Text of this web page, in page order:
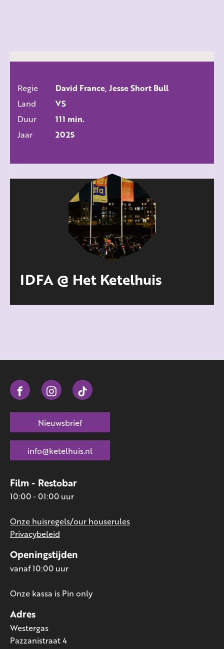
Regie
David France, Jesse Short Bull
Land
VS
Duur
111 min.
Jaar
2025
IDFA @ Het Ketelhuis
Adres
Westergas
Pazzanistraat 4
Openingstijden
vanaf 10:00 uur
Onze kassa is Pin only
Film - Restobar
10:00 - 01:00 uur
Onze huisregels/our houserules
Privacybeleid
Nieuwsbrief
info@ketelhuis.nl